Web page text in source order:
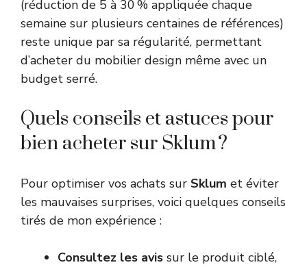
(réduction de 5 à 30 % appliquée chaque
semaine sur plusieurs centaines de références)
reste unique par sa régularité, permettant
d’acheter du mobilier design même avec un
budget serré.
Quels conseils et astuces pour
bien acheter sur Sklum ?
Pour optimiser vos achats sur Sklum et éviter
les mauvaises surprises, voici quelques conseils
tirés de mon expérience :
Consultez les avis sur le produit ciblé,